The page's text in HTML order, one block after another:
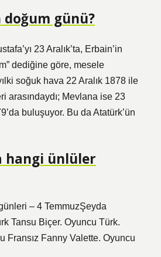
günü?
23 Aralık’ta, Erbain’in
dediğine göre, mesele
soğuk hava 22 Aralık 1878 ile
​​arasındaydı; Mevlana ise 23
buluşuyor. Bu da Atatürk’ün
hangi ünlüler
– 4 TemmuzŞeyda
Tansu Biçer. Oyuncu Türk.
Fransız Fanny Valette. Oyuncu